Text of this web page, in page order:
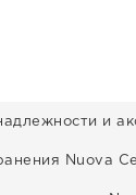
и
Nuova